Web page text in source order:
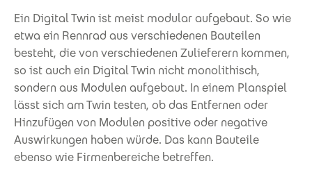
Ein Digital Twin ist meist modular aufgebaut. So wie
etwa ein Rennrad aus verschiedenen Bauteilen
besteht, die von verschiedenen Zulieferern kommen,
so ist auch ein Digital Twin nicht monolithisch,
sondern aus Modulen aufgebaut. In einem Planspiel
lässt sich am Twin testen, ob das Entfernen oder
Hinzufügen von Modulen positive oder negative
Auswirkungen haben würde. Das kann Bauteile
ebenso wie Firmenbereiche betreffen.